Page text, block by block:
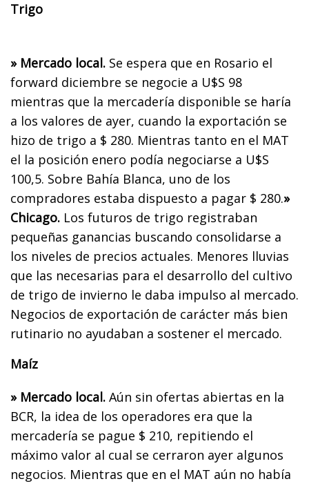
Trigo
» Mercado local. Se espera que en Rosario el
forward diciembre se negocie a U$S 98
mientras que la mercadería disponible se haría
a los valores de ayer, cuando la exportación se
hizo de trigo a $ 280. Mientras tanto en el MAT
el la posición enero podía negociarse a U$S
100,5. Sobre Bahía Blanca, uno de los
compradores estaba dispuesto a pagar $ 280.»
Chicago. Los futuros de trigo registraban
pequeñas ganancias buscando consolidarse a
los niveles de precios actuales. Menores lluvias
que las necesarias para el desarrollo del cultivo
de trigo de invierno le daba impulso al mercado.
Negocios de exportación de carácter más bien
rutinario no ayudaban a sostener el mercado.
Maíz
» Mercado local. Aún sin ofertas abiertas en la
BCR, la idea de los operadores era que la
mercadería se pague $ 210, repitiendo el
máximo valor al cual se cerraron ayer algunos
negocios. Mientras que en el MAT aún no había